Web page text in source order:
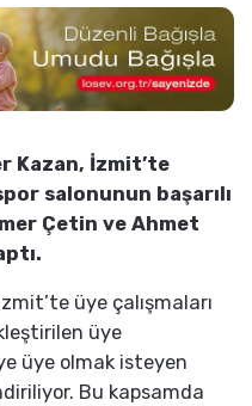
Kazan, İzmit’te
salonunun başarılı
Çetin ve Ahmet
üye çalışmaları
üye
üye olmak isteyen
Bu kapsamda